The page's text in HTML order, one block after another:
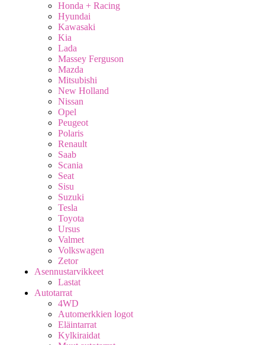
Honda + Racing
Hyundai
Kawasaki
Kia
Lada
Massey Ferguson
Mazda
Mitsubishi
New Holland
Nissan
Opel
Peugeot
Polaris
Renault
Saab
Scania
Seat
Sisu
Suzuki
Tesla
Toyota
Ursus
Valmet
Volkswagen
Zetor
Asennustarvikkeet
Lastat
Autotarrat
4WD
Automerkkien logot
Eläintarrat
Kylkiraidat